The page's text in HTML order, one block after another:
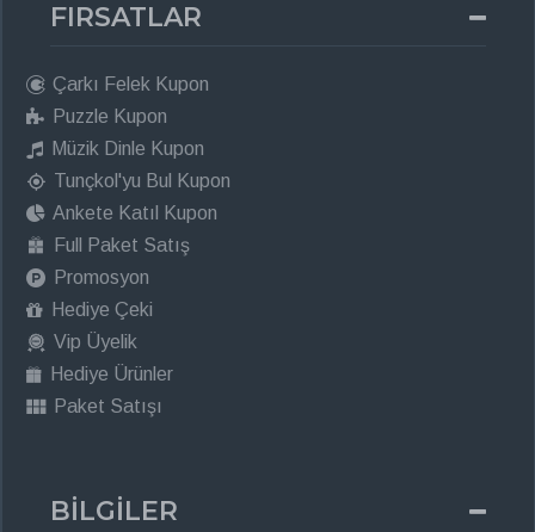
FIRSATLAR
Çarkı Felek Kupon
Puzzle Kupon
Müzik Dinle Kupon
Tunçkol'yu Bul Kupon
Ankete Katıl Kupon
Full Paket Satış
Promosyon
Hediye Çeki
Vip Üyelik
Hediye Ürünler
Paket Satışı
BİLGİLER